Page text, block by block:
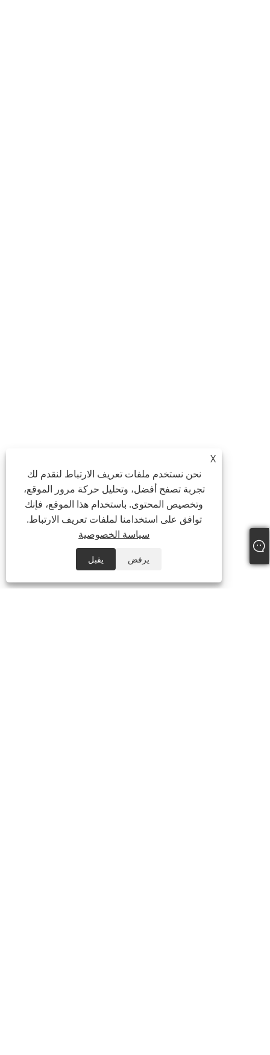
X
نحن نستخدم ملفات تعريف الارتباط لنقدم لك
تجربة تصفح أفضل، وتحليل حركة مرور الموقع،
وتخصيص المحتوى. باستخدام هذا الموقع، فإنك
توافق على استخدامنا لملفات تعريف الارتباط.
سياسة الخصوصية
يرفض يقبل